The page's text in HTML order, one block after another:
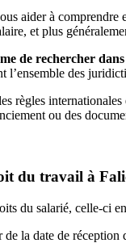
aider à
et plus
de rechercher
l’ensemble des
règles
ou des
du travail à
du salarié, celle-ci
la date de